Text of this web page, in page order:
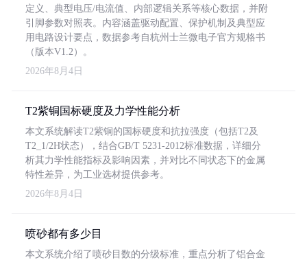
定义、典型电压/电流值、内部逻辑关系等核心数据，并附
引脚参数对照表。内容涵盖驱动配置、保护机制及典型应
用电路设计要点，数据参考自杭州士兰微电子官方规格书
（版本V1.2）。
2026年8月4日
T2紫铜国标硬度及力学性能分析
本文系统解读T2紫铜的国标硬度和抗拉强度（包括T2及
T2_1/2H状态），结合GB/T 5231-2012标准数据，详细分
析其力学性能指标及影响因素，并对比不同状态下的金属
特性差异，为工业选材提供参考。
2026年8月4日
喷砂都有多少目
本文系统介绍了喷砂目数的分级标准，重点分析了铝合金